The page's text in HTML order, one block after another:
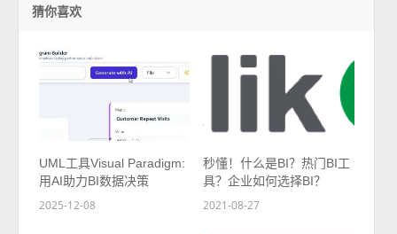
猜你喜欢
UML工具Visual Paradigm:
用AI助力BI数据决策
2025-12-08
秒懂！什么是BI？热门BI工
具？企业如何选择BI？
2021-08-27